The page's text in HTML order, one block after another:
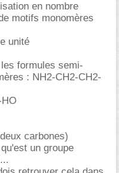
en nombre
motifs monomères
unité
formules semi-
: NH2-CH2-CH2-
carbones)
un groupe